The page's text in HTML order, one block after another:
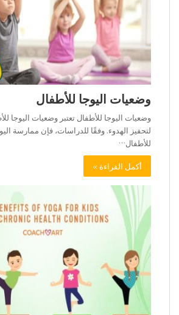
وضعيات اليوجا للأطفال
وضعيات اليوجا للأطفال تعتبر وضعيات اليوجا
لتحفيز الهدوء. وفقًا للدراسات، فإن ممارسة
للأطفال…
أكمل القراءة »